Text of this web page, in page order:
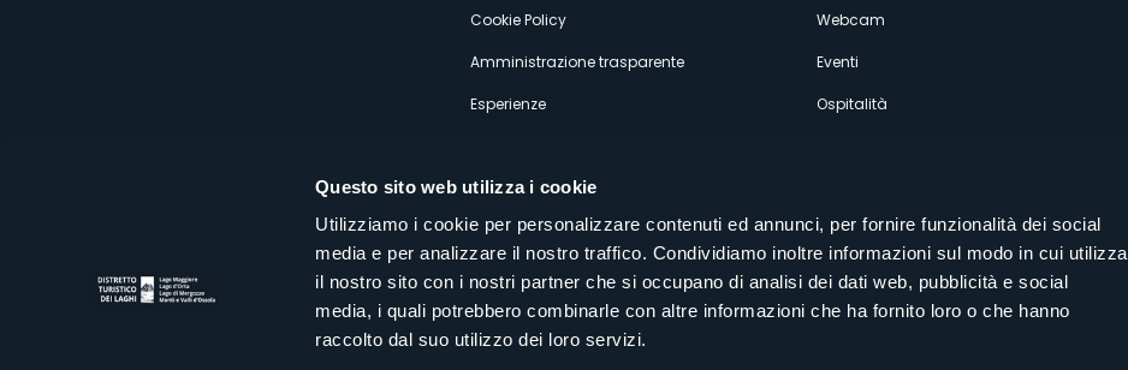
Questo sito web utilizza i cookie
Utilizziamo i cookie per personalizzare contenuti ed annunci, per fornire funzionalità dei social
media e per analizzare il nostro traffico. Condividiamo inoltre informazioni sul modo in cui utilizza
il nostro sito con i nostri partner che si occupano di analisi dei dati web, pubblicità e social
media, i quali potrebbero combinarle con altre informazioni che ha fornito loro o che hanno
raccolto dal suo utilizzo dei loro servizi.
Cookie Policy
Amministrazione trasparente
Esperienze
Webcam
Eventi
Ospitalità
Distretto Turistico dei Laghi Scrl
Sede legale e operativa: Corso Italia 26 - 28838 Stresa VB - Italy
infoturismo@distrettolaghi.itedistrettolaghi@legalmail.it
Seguici sui nostri canali social